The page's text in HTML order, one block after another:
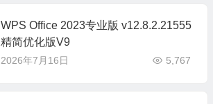
WPS Office 2023专业版 v12.8.2.21555
精简优化版V9
2026年7月16日 5,767